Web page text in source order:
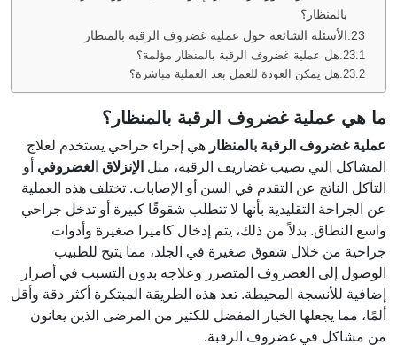
بالمنظار؟
الأسئلة الشائعة حول عملية غضروف الرقبة بالمنظار
هل عملية غضروف الرقبة بالمنظار مؤلمة؟
هل يمكن العودة للعمل بعد العملية مباشرة؟
ما هي عملية غضروف الرقبة بالمنظار؟
عملية غضروف الرقبة بالمنظار هي إجراء جراحي يستخدم لعلاج
المشاكل التي تصيب غضاريف الرقبة، مثل الإنزلاق الغضروفي أو
التآكل الناتج عن التقدم في السن أو الإصابات. تختلف هذه العملية
عن الجراحة التقليدية بأنها لا تتطلب شقوقًا كبيرة أو تدخل جراحي
واسع النطاق. بدلاً من ذلك، يتم إدخال كاميرا صغيرة وأدوات
جراحية من خلال شقوق صغيرة في الجلد، مما يتيح للطبيب
الوصول إلى الغضروف المتضرر وعلاجه بدون التسبب في أضرار
إضافية للأنسجة المحيطة. تعد هذه الطريقة المبتكرة أكثر دقة وأقل
ألمًا، مما يجعلها الخيار المفضل للكثير من المرضى الذين يعانون
من مشاكل في غضروف الرقبة.